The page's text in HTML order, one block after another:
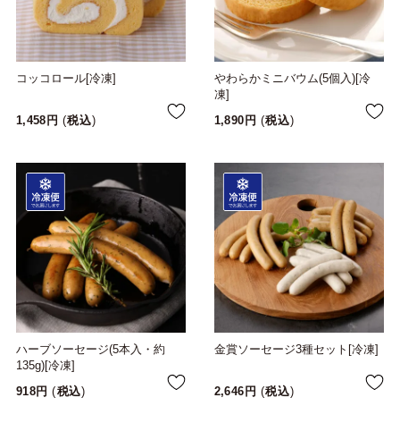
コッコロール[冷凍]
1,458 税込
やわらかミニバウム(5個入)[冷
凍]
1,890
税込
ハーブソーセージ(5本入・約
135g)[冷凍]
918
税込
金賞ソーセージ3種セット[冷凍]
2,646 税込